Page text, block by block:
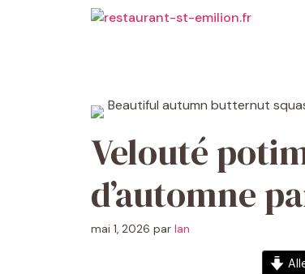
Velouté
d’automne
mai 1, 2026 par Ian